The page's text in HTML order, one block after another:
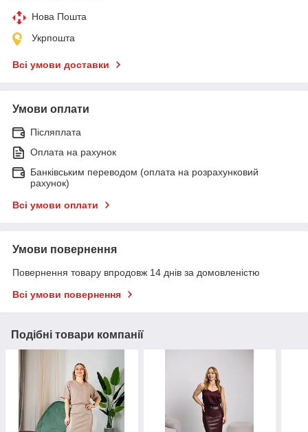
Нова Пошта
Укрпошта
Всі умови доставки
Умови оплати
Післяплата
Оплата на рахунок
Банківським переводом (оплата на розрахунковий
рахунок)
Всі умови оплати
Умови повернення
Повернення товару впродовж 14 днів за домовленістю
Всі умови повернення
Подібні товари компанії